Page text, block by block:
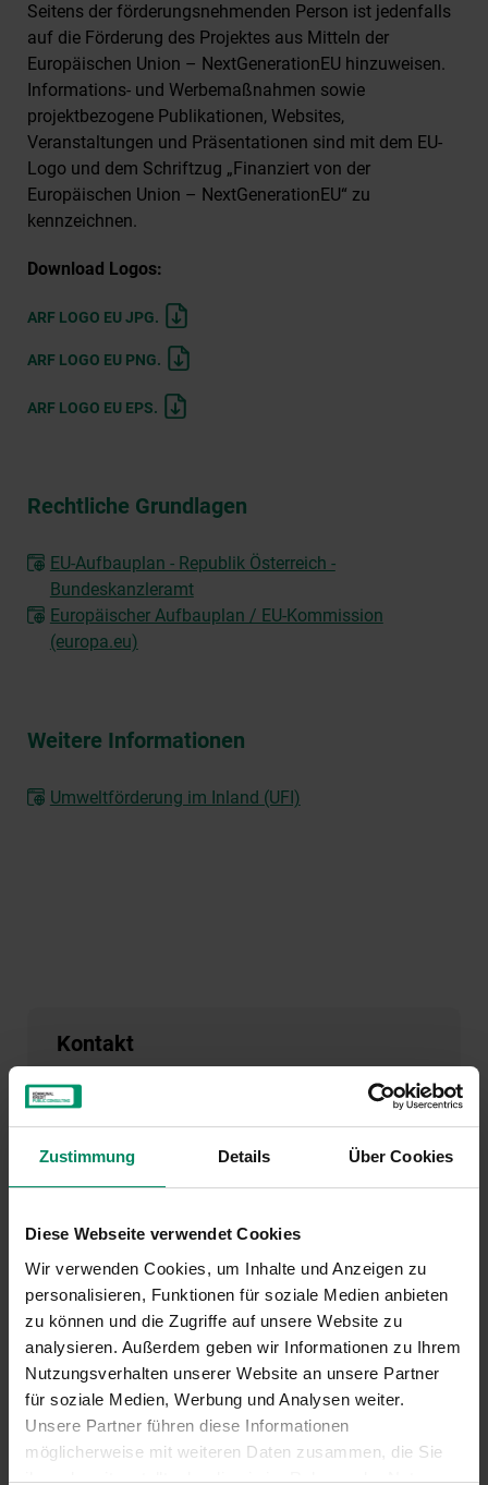
Zustimmung Details Über Cookies
Diese Webseite verwendet Cookies
Wir verwenden Cookies, um Inhalte und Anzeigen zu
personalisieren, Funktionen für soziale Medien anbieten
zu können und die Zugriffe auf unsere Website zu
analysieren. Außerdem geben wir Informationen zu Ihrem
Nutzungsverhalten unserer Website an unsere Partner
für soziale Medien, Werbung und Analysen weiter.
Unsere Partner führen diese Informationen
möglicherweise mit weiteren Daten zusammen, die Sie
ihnen bereitgestellt oder die sie im Rahmen der Nutzung
Seitens der förderungsnehmenden Person ist jedenfalls
auf die Förderung des Projektes aus Mitteln der
Europäischen Union – NextGenerationEU hinzuweisen.
Informations- und Werbemaßnahmen sowie
projektbezogene Publikationen, Websites,
Veranstaltungen und Präsentationen sind mit dem EU-
Logo und dem Schriftzug „Finanziert von der
Europäischen Union – NextGenerationEU“ zu
kennzeichnen.
Download Logos:
ARF LOGO EU JPG.
ARF LOGO EU PNG.
ARF LOGO EU EPS.
Rechtliche Grundlagen
EU-Aufbauplan - Republik Österreich -
Bundeskanzleramt
Europäischer Aufbauplan / EU-Kommission
(europa.eu)
Weitere Informationen
Umweltförderung im Inland (UFI)
Kontakt
Andrea Jamek
01/31 6 31-286
A.Jamek(at)publicconsulting.at
Weitere